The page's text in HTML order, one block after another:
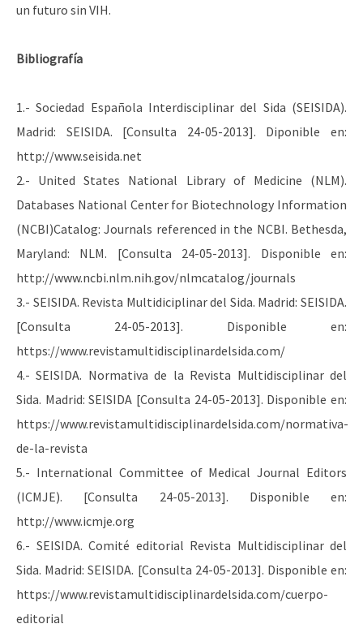
un futuro sin VIH.
Bibliografía
1.- Sociedad Española Interdisciplinar del Sida (SEISIDA).
Madrid: SEISIDA. [Consulta 24-05-2013]. Diponible en:
http://www.seisida.net
2.- United States National Library of Medicine (NLM).
Databases National Center for Biotechnology Information
(NCBI)Catalog: Journals referenced in the NCBI. Bethesda,
Maryland: NLM. [Consulta 24-05-2013]. Disponible en:
http://www.ncbi.nlm.nih.gov/nlmcatalog/journals
3.- SEISIDA. Revista Multidiciplinar del Sida. Madrid: SEISIDA.
[Consulta 24-05-2013]. Disponible en:
https://www.revistamultidisciplinardelsida.com/
4.- SEISIDA. Normativa de la Revista Multidisciplinar del
Sida. Madrid: SEISIDA [Consulta 24-05-2013]. Disponible en:
https://www.revistamultidisciplinardelsida.com/normativa-
de-la-revista
5.- International Committee of Medical Journal Editors
(ICMJE). [Consulta 24-05-2013]. Disponible en:
http://www.icmje.org
6.- SEISIDA. Comité editorial Revista Multidisciplinar del
Sida. Madrid: SEISIDA. [Consulta 24-05-2013]. Disponible en:
https://www.revistamultidisciplinardelsida.com/cuerpo-
editorial